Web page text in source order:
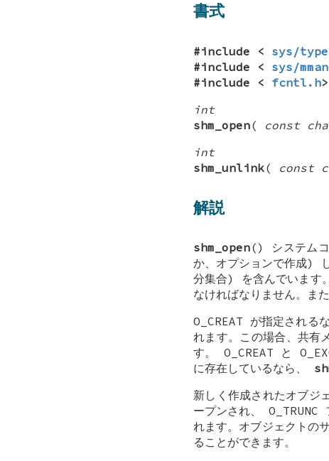
書式
#include < sys/
#include < sys/
#include < fcntl.h>
int
shm_open( const
int
shm_unlink( const
解説
shm_open() システム
か、オプションで作成)
分集合) を含んでいます
なければなりません。ま
O_CREAT が指定される
れます。この場合、共
す。 O_CREAT と
に存在しているなら、
新しく作成されたオブ
ープンされ、O_TRUNC
れます。オブジェクトの
ることができます。